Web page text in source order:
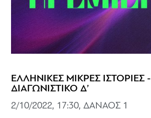
ΕΛΛΗΝΙΚΕΣ ΜΙΚΡΕΣ ΙΣΤΟΡΙΕΣ -
ΔΙΑΓΩΝΙΣΤΙΚΟ Δ’
2/10/2022, 17:30, ΔΑΝΑΟΣ 1